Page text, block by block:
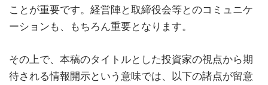
ことが重要です。経営陣と取締役会等とのコミュニケ
ーションも、もちろん重要となります。
その上で、本稿のタイトルとした投資家の視点から期
待される情報開示という意味では、以下の諸点が留意